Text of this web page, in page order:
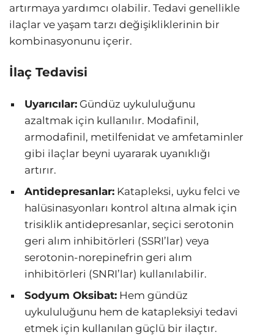
artırmaya yardımcı olabilir. Tedavi genellikle
ilaçlar ve yaşam tarzı değişikliklerinin bir
kombinasyonunu içerir.
İlaç Tedavisi
Uyarıcılar: Gündüz uykululuğunu
azaltmak için kullanılır. Modafinil,
armodafinil, metilfenidat ve amfetaminler
gibi ilaçlar beyni uyararak uyanıklığı
artırır.
Antidepresanlar: Katapleksi, uyku felci ve
halüsinasyonları kontrol altına almak için
trisiklik antidepresanlar, seçici serotonin
geri alım inhibitörleri (SSRI’lar) veya
serotonin-norepinefrin geri alım
inhibitörleri (SNRI’lar) kullanılabilir.
Sodyum Oksibat: Hem gündüz
uykululuğunu hem de katapleksiyi tedavi
etmek için kullanılan güçlü bir ilaçtır.